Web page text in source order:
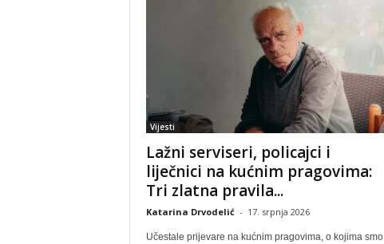
Vijesti
Lažni serviseri, policajci i
liječnici na kućnim pragovima:
Tri zlatna pravila...
Katarina Drvodelić - 17. srpnja 2026
Učestale prijevare na kućnim pragovima, o kojima smo